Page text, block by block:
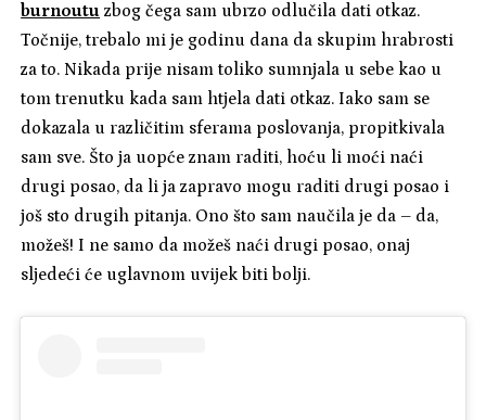
burnoutu zbog čega sam ubrzo odlučila dati otkaz.
Točnije, trebalo mi je godinu dana da skupim hrabrosti
za to. Nikada prije nisam toliko sumnjala u sebe kao u
tom trenutku kada sam htjela dati otkaz. Iako sam se
dokazala u različitim sferama poslovanja, propitkivala
sam sve. Što ja uopće znam raditi, hoću li moći naći
drugi posao, da li ja zapravo mogu raditi drugi posao i
još sto drugih pitanja. Ono što sam naučila je da – da,
možeš! I ne samo da možeš naći drugi posao, onaj
sljedeći će uglavnom uvijek biti bolji.